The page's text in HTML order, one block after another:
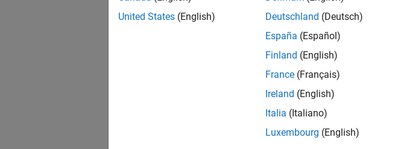
United States (English)
Deutschland (Deutsch)
España (Español)
Finland (English)
France (Français)
Ireland (English)
Italia (Italiano)
Luxembourg (English)